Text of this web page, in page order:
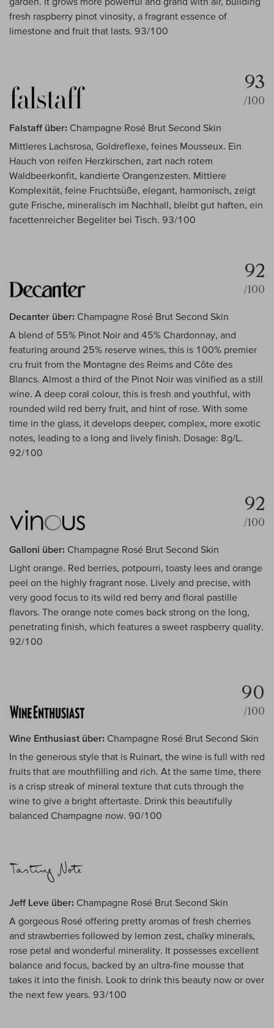
fresh raspberry pinot vinosity, a fragrant essence of
limestone and fruit that lasts. 93/100
93
/100
Falstaff über: Champagne Rosé Brut Second Skin
Mittleres Lachsrosa, Goldreflexe, feines Mousseux. Ein
Hauch von reifen Herzkirschen, zart nach rotem
Waldbeerkonfit, kandierte Orangenzesten. Mittlere
Komplexität, feine Fruchtsüße, elegant, harmonisch, zeigt
gute Frische, mineralisch im Nachhall, bleibt gut haften, ein
facettenreicher Begeliter bei Tisch. 93/100
92
/100
Decanter über: Champagne Rosé Brut Second Skin
A blend of 55% Pinot Noir and 45% Chardonnay, and
featuring around 25% reserve wines, this is 100% premier
cru fruit from the Montagne des Reims and Côte des
Blancs. Almost a third of the Pinot Noir was vinified as a still
wine. A deep coral colour, this is fresh and youthful, with
rounded wild red berry fruit, and hint of rose. With some
time in the glass, it develops deeper, complex, more exotic
notes, leading to a long and lively finish. Dosage: 8g/L.
92/100
92
/100
Galloni über: Champagne Rosé Brut Second Skin
Light orange. Red berries, potpourri, toasty lees and orange
peel on the highly fragrant nose. Lively and precise, with
very good focus to its wild red berry and floral pastille
flavors. The orange note comes back strong on the long,
penetrating finish, which features a sweet raspberry quality.
92/100
90
/100
Wine Enthusiast über: Champagne Rosé Brut Second Skin
In the generous style that is Ruinart, the wine is full with red
fruits that are mouthfilling and rich. At the same time, there
is a crisp streak of mineral texture that cuts through the
wine to give a bright aftertaste. Drink this beautifully
balanced Champagne now. 90/100
Jeff Leve über: Champagne Rosé Brut Second Skin
A gorgeous Rosé offering pretty aromas of fresh cherries
and strawberries followed by lemon zest, chalky minerals,
rose petal and wonderful minerality. It possesses excellent
balance and focus, backed by an ultra-fine mousse that
takes it into the finish. Look to drink this beauty now or over
the next few years. 93/100